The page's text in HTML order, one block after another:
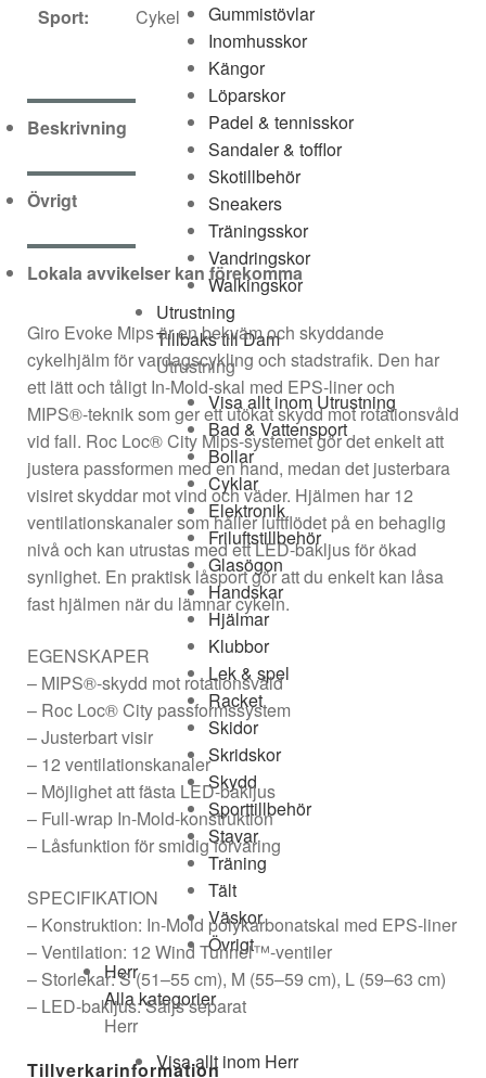
Gummistövlar
Inomhusskor
Kängor
Löparskor
Padel & tennisskor
Sandaler & tofflor
Skotillbehör
Sneakers
Träningsskor
Vandringskor
Walkingskor
Utrustning
Tillbaks till Dam
Utrustning
Visa allt inom Utrustning
Bad & Vattensport
Bollar
Cyklar
Elektronik
Friluftstillbehör
Glasögon
Handskar
Hjälmar
Klubbor
Lek & spel
Racket
Skidor
Skridskor
Skydd
Sporttillbehör
Stavar
Träning
Tält
Väskor
Övrigt
Herr
Alla kategorier
Herr
Visa allt inom Herr
Sport:
Cykel
Beskrivning
Övrigt
Lokala avvikelser kan förekomma
Giro Evoke Mips är en bekväm och skyddande
cykelhjälm för vardagscykling och stadstrafik. Den har
ett lätt och tåligt In-Mold-skal med EPS-liner och
MIPS®-teknik som ger ett utökat skydd mot rotationsvåld
vid fall. Roc Loc® City Mips-systemet gör det enkelt att
justera passformen med en hand, medan det justerbara
visiret skyddar mot vind och väder. Hjälmen har 12
ventilationskanaler som håller luftflödet på en behaglig
nivå och kan utrustas med ett LED-bakljus för ökad
synlighet. En praktisk låsport gör att du enkelt kan låsa
fast hjälmen när du lämnar cykeln.
EGENSKAPER
– MIPS®-skydd mot rotationsvåld
– Roc Loc® City passformssystem
– Justerbart visir
– 12 ventilationskanaler
– Möjlighet att fästa LED-bakljus
– Full-wrap In-Mold-konstruktion
– Låsfunktion för smidig förvaring
SPECIFIKATION
– Konstruktion: In-Mold polykarbonatskal med EPS-liner
– Ventilation: 12 Wind Tunnel™-ventiler
– Storlekar: S (51–55 cm), M (55–59 cm), L (59–63 cm)
– LED-bakljus: Säljs separat
Tillverkarinformation